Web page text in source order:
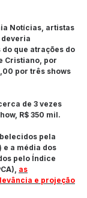
Notícias, artistas
que atrações do
Cristiano, por
por três shows
de 3 vezes
R$ 350 mil.
pela
e a média dos
pelo Índice
as
e projeção